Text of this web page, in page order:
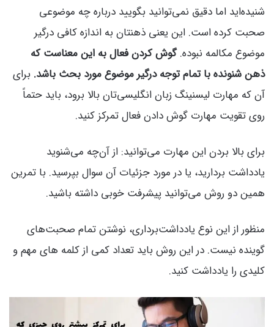
شنیده‌اید اما دقیق نمی‌توانید بگویید درباره چه موضوعی
صحبت کرده است. این یعنی ذهنتان به اندازه کافی درگیر
موضوع مکالمه نبوده.گوش کردن فعال به این معناست که
ذهن شنونده با تمام توجه درگیر موضوع مورد بحث باشد. برای
آن که مهارت لیسنینگ زبان انگلیسی‌تان بالا برود، باید حتماً
روی تقویت مهارت گوش دادن فعال تمرکز کنید.
برای بالا بردن این مهارت می‌توانید: از آن‌چه می‌شنوید
یادداشت بردارید، یا در مورد جزئیات آن سوال بپرسید. با تمرین
همین دو روش می‌توانید پیشرفت خوبی داشته باشید.
منظور از این نوع یادداشت‌برداری، نوشتن تمام صحبت‌های
گوینده نیست. در این روش باید تعداد کمی از کلمه های مهم و
کلیدی را یادداشت کنید.